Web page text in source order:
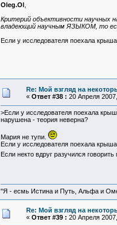
Oleg.Ol
Критерий объективности научных
владеющий научным ЯЗЫКОМ, то
Если у исследователя поехала
Re: Мой взгляд на
« Ответ #38 : 20 Апреля
>Если у исследователя поехала
нарушена - теория неверна?
Мария не тупи.
Если у исследователя поехала
Если некто вдруг разучился
"Я - есмь Истина и Путь, Альфа и
Re: Мой взгляд на
« Ответ #39 : 20 Апреля